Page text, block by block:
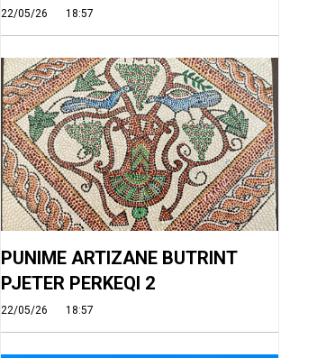
22/05/26 18:57
PUNIME ARTIZANE BUTRINT
PJETER PERKEQI 2
22/05/26 18:57